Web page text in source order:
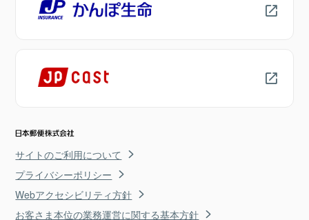
サイトのご利用について
プライバシーポリシー
Webアクセシビリティ方針
お客さま本位の業務運営に関する基本方針